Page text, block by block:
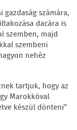
gazdaság számára,
dacára is
szemben, majd
szembeni
nehéz
tartjuk, hogy az
Marokkóval
készül dönteni"